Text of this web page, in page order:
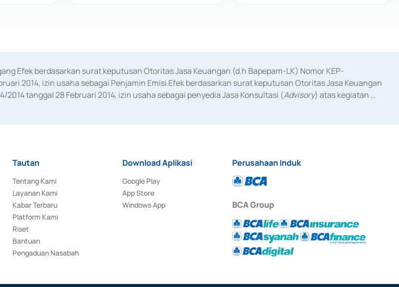
Efek berdasarkan surat keputusan Otoritas Jasa Keuangan (d.h Bapepam-LK) Nomor KEP-
2014, izin usaha sebagai Penjamin Emisi Efek berdasarkan surat keputusan Otoritas Jasa Keuangan
2014 tanggal 28 Februari 2014, izin usaha sebagai penyedia Jasa Konsultasi (Advisory) atas kegiatan
Tautan
Tentang Kami
Layanan Kami
Kabar Terbaru
Platform Kami
Riset
Bantuan
Pengaduan Nasabah
Download Aplikasi
Google Play
App Store
Windows App
Perusahaan Induk
BCA Group